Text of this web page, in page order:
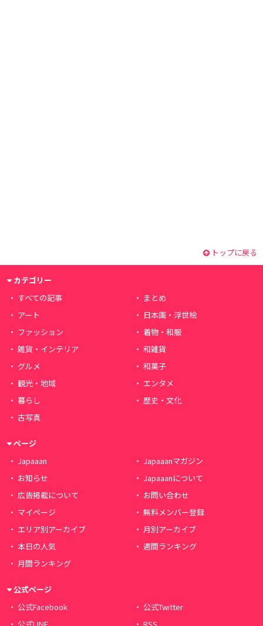
トップに戻る
カテゴリー
すべての記事
まとめ
アート
日本画・浮世絵
ファッション
着物・和服
雑貨・インテリア
和雑貨
グルメ
和菓子
観光・地域
エンタメ
暮らし
歴史・文化
古写真
ページ
Japaaan
Japaaanマガジン
お知らせ
Japaaanについて
広告掲載について
お問い合わせ
マイページ
無料メンバー登録
エリア別アーカイブ
月別アーカイブ
本日の人気
週間ランキング
月間ランキング
公式ページ
公式Facebook
公式Twitter